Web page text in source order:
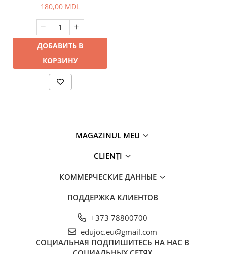
180,00 MDL
ДОБАВИТЬ В
КОРЗИНУ
MAGAZINUL MEU
CLIENȚI
КОММЕРЧЕСКИЕ ДАННЫЕ
ПОДДЕРЖКА КЛИЕНТОВ
+373 78800700
edujoc.eu@gmail.com
СОЦИАЛЬНАЯ ПОДПИШИТЕСЬ НА НАС В